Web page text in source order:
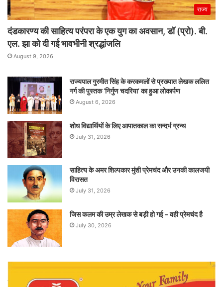
राज्य
दंडकारण्य की साहित्य परंपरा के एक युग का अवसान, डॉ (प्रो). बी.
एल. झा को दी गई भावभीनी श्रद्धांजलि
August 9, 2026
राज्यपाल गुरमीत सिंह के करकमलों से प्रख्यात लेखक ललित
गर्ग की पुस्तक ‘निर्गुण चदरिया’ का हुआ लोकार्पण
August 6, 2026
शोध विद्यार्थियों के लिए आपातकाल का सन्दर्भ ग्रन्थ
July 31, 2026
साहित्य के अमर शिल्पकार मुंशी प्रेमचंद और उनकी कालजयी
विरासत
July 31, 2026
जिस कलम की उम्र लेखक से बड़ी हो गई – वही प्रेमचंद है
July 30, 2026